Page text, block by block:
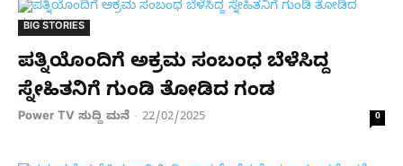
BIG STORIES
ಪತ್ನಿಯೊಂದಿಗೆ ಅಕ್ರಮ ಸಂಬಂಧ ಬೆಳೆಸಿದ್ದ
ಸ್ನೇಹಿತನಿಗೆ ಗುಂಡಿ ತೋಡಿದ ಗಂಡ
Power TV ಸುದ್ದಿ ಮನೆ - 22/02/2025 0